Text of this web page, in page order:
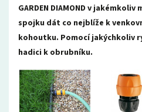
GARDEN DIAMOND v
spojku dát co nejblíže k
kohoutku. Pomocí jakýchkoliv
hadici k obrubníku.